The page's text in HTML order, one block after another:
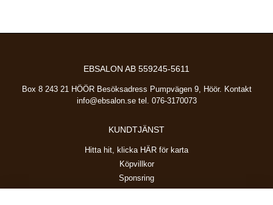
EBSALON AB 559245-5611
Box 8 243 21 HÖÖR Besöksadress Pumpvägen 9, Höör. Kontakt
info@ebsalon.setel. 076-3170073
KUNDTJÄNST
Hitta hit, klicka HÄR för karta
Köpvillkor
Sponsring